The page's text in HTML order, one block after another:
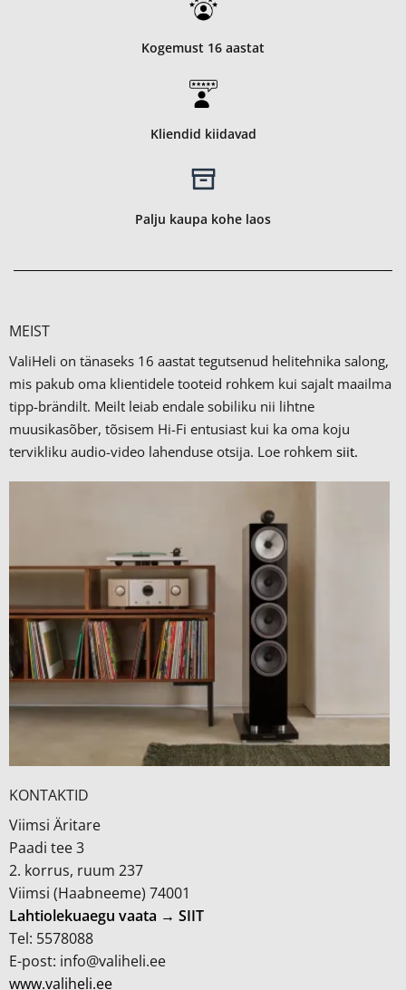
Kogemust 16 aastat
Kliendid kiidavad
Palju kaupa kohe laos
MEIST
ValiHeli on tänaseks 16 aastat tegutsenud helitehnika salong,
mis pakub oma klientidele tooteid rohkem kui sajalt maailma
tipp-brändilt. Meilt leiab endale sobiliku nii lihtne
muusikasõber, tõsisem Hi-Fi entusiast kui ka oma koju
tervikliku audio-video lahenduse otsija. Loe rohkem siit.
KONTAKTID
Viimsi Äritare
Paadi tee 3
2. korrus, ruum 237
Viimsi (Haabneeme) 74001
Lahtiolekuaegu vaata → SIIT
Tel: 5578088
E-post: info@valiheli.ee
www.valiheli.ee